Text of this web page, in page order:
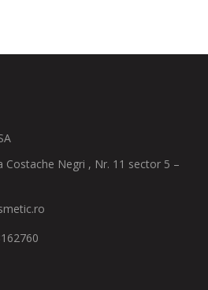
Costache Negri , Nr. 11 sector 5 –